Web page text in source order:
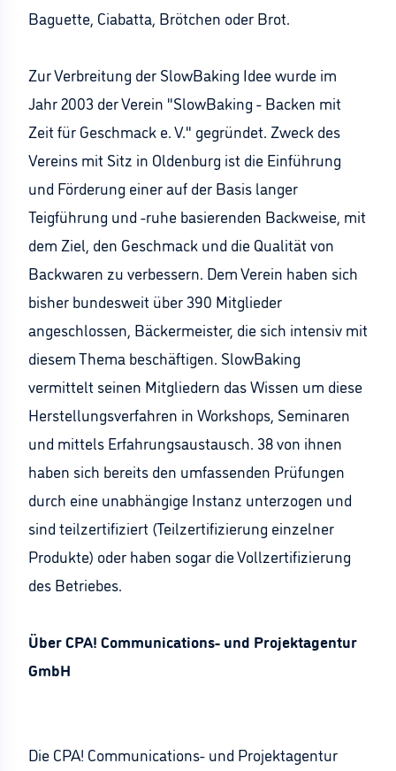
Baguette, Ciabatta, Brötchen oder Brot.
Zur Verbreitung der SlowBaking Idee wurde im
Jahr 2003 der Verein "SlowBaking - Backen mit
Zeit für Geschmack e. V." gegründet. Zweck des
Vereins mit Sitz in Oldenburg ist die Einführung
und Förderung einer auf der Basis langer
Teigführung und -ruhe basierenden Backweise, mit
dem Ziel, den Geschmack und die Qualität von
Backwaren zu verbessern. Dem Verein haben sich
bisher bundesweit über 390 Mitglieder
angeschlossen, Bäckermeister, die sich intensiv mit
diesem Thema beschäftigen. SlowBaking
vermittelt seinen Mitgliedern das Wissen um diese
Herstellungsverfahren in Workshops, Seminaren
und mittels Erfahrungsaustausch. 38 von ihnen
haben sich bereits den umfassenden Prüfungen
durch eine unabhängige Instanz unterzogen und
sind teilzertifiziert (Teilzertifizierung einzelner
Produkte) oder haben sogar die Vollzertifizierung
des Betriebes.
Über CPA! Communications- und Projektagentur
GmbH
Die CPA! Communications- und Projektagentur